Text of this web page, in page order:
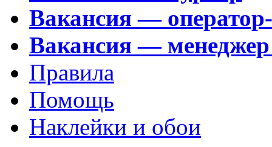
Вакансия —
Вакансия —
Правила
Помощь
Наклейки и обои